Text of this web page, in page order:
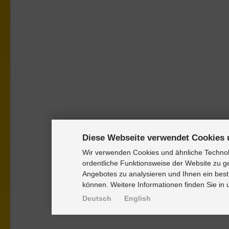
Diese Webseite verwendet Cookies
Wir verwenden Cookies und ähnliche
ordentliche Funktionsweise der Website zu
Angebotes zu analysieren und Ihnen ein
können. Weitere Informationen finden Sie in
Deutsch English